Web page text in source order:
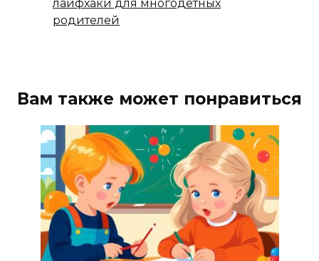
лайфхаки для многодетных
родителей
Вам также может понравиться